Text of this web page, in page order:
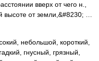
вверх от чего н.,
от земли,&#8230; …
небольшой, короткий,
гнусный, грязный,